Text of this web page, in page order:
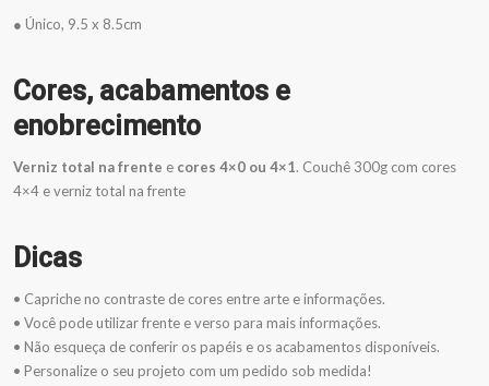
● Único, 9.5 x 8.5cm
Cores, acabamentos e
enobrecimento
Verniz total na frente e cores 4×0 ou 4×1. Couchê 300g com cores
4×4 e verniz total na frente
Dicas
• Capriche no contraste de cores entre arte e informações.
• Você pode utilizar frente e verso para mais informações.
• Não esqueça de conferir os papéis e os acabamentos disponíveis.
• Personalize o seu projeto com um pedido sob medida!